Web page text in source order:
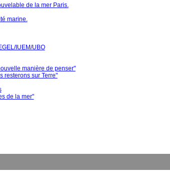
de la mer Paris.
marine.
IUEM/UBO
manière de penser"
resterons sur Terre"
de la mer"